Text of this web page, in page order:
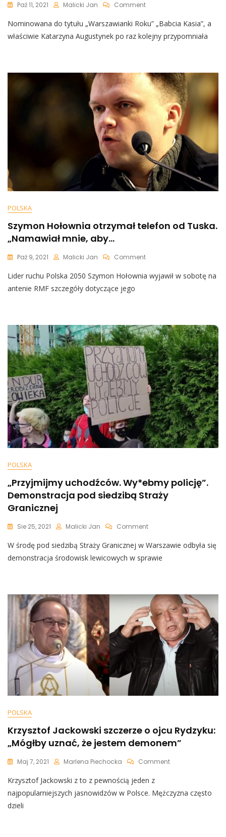
Paź 11, 2021 Malicki Jan CommentOn
Kiedy
Mem
Staje
„Babcia
Kasia”
Okłada
Mężczyznę
LGBTQIA.
Skandaliczna
Postawa
Policji
Nominowana do tytułu „Warszawianki Roku” „Babcia Kasia”, a
właściwie Katarzyna Augustynek po raz kolejny przypomniała
POLSKA
Szymon Hołownia otrzymał telefon od Tuska.
„Namawiał mnie, aby…
Paź 9, 2021 Malicki Jan CommentOn
Hołownia
„Namawiał
Mnie,
Aby…
Lider ruchu Polska 2050 Szymon Hołownia wyjawił w sobotę na
antenie RMF szczegóły dotyczące jego
POLSKA
„Przyjmijmy uchodźców. Wy*ebmy policję”.
Demonstracja pod siedzibą Straży
Granicznej
Sie 25, 2021 Malicki Jan CommentOn
Uchodźców.
Wy*ebmy
Siedzibą
Straży
Granicznej
W środę pod siedzibą Straży Granicznej w Warszawie odbyła się
demonstracja środowisk lewicowych w sprawie
POLSKA
Krzysztof Jackowski szczerze o ojcu Rydzyku:
„Mógłby uznać, że jestem demonem”
Maj 7, 2021 Marlena Piechocka CommentOn
Szczerze
O
Krzysztof Jackowski z to z pewnością jeden z
najpopularniejszych jasnowidzów w Polsce. Mężczyzna często
dzieli